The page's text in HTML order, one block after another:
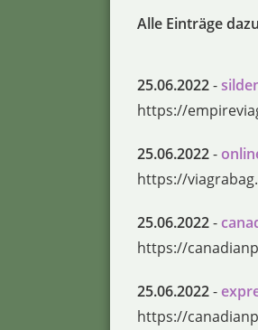
Alle Einträge
25.06.2022-
https://
25.06.2022-
https://
25.06.2022-
https://
25.06.2022-
https://